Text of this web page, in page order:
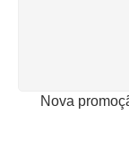
Nova